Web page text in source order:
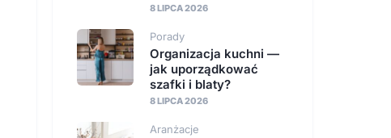
8 LIPCA 2026
Porady
Organizacja kuchni —
jak uporządkować
szafki i blaty?
8 LIPCA 2026
Aranżacje